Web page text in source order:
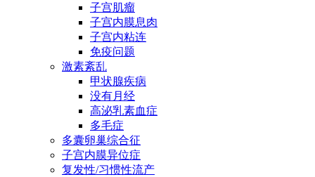
子宫肌瘤
子宫内膜息肉
子宫内粘连
免疫问题
激素紊乱
甲状腺疾病
没有月经
高泌乳素血症
多毛症
多囊卵巢综合征
子宫内膜异位症
复发性/习惯性流产